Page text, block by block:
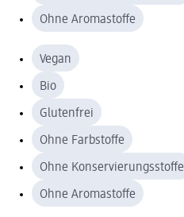
Ohne Aromastoffe
Vegan
Bio
Glutenfrei
Ohne Farbstoffe
Ohne Konservierungsstoffe
Ohne Aromastoffe